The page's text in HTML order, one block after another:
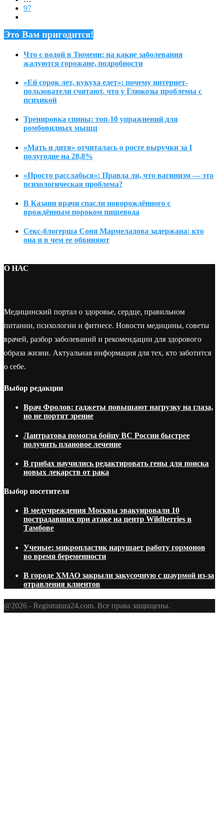
97
Это Вам пригодится!
Что с водой в Тюмени: на какие заболевания
жалуются горожане, подробности
«Ей сорок лет, кукуха едет»: почему интернет-
пользователи считают, что у Глюкозы проблемы с
психикой
Тренировка спины: топ-10 упражнений для
ромбовидных мышц
«Мать и дитя» отчиталась о росте выручки за I
полугодие на 28,8%
«Просто расслабься»: Правда ли, что вагинизм — это
психологическая проблема?
В Казани врачи спасли новорождённого с
врождённым пороком пищевода
Секс-блогерша Соня Мармеладова задержана: кто
она и в чем ее обвиняют
О НАС
Медицинский портал о здоровье, сердце, правильном
питании, психологии и фитнесе. Новости медицины, советы
врачей, разбор заболеваний и рекомендации для здорового
образа жизни. Актуальная информация для тех, кто заботится
о себе.
Выбор редакции
Врач Фролов: гаджеты повышают нагрузку на глаза,
но не портят зрение
Лантратова помогла бойцу ВС России быстрее
получить плановое лечение
В грибах научились редактировать гены для поиска
новых лекарств от рака
Выбор посетителя
В медучреждения Москвы эвакуировали 10
пострадавших при атаке на центр Wildberries в
Тамбове
Ученые: микропластик нарушает работу гормонов
во время беременности
В городе ХМАО закрыли закусочную с шаурмой из-за
отравления клиентов
@2026 - Registratura24.com. Все права защищены.